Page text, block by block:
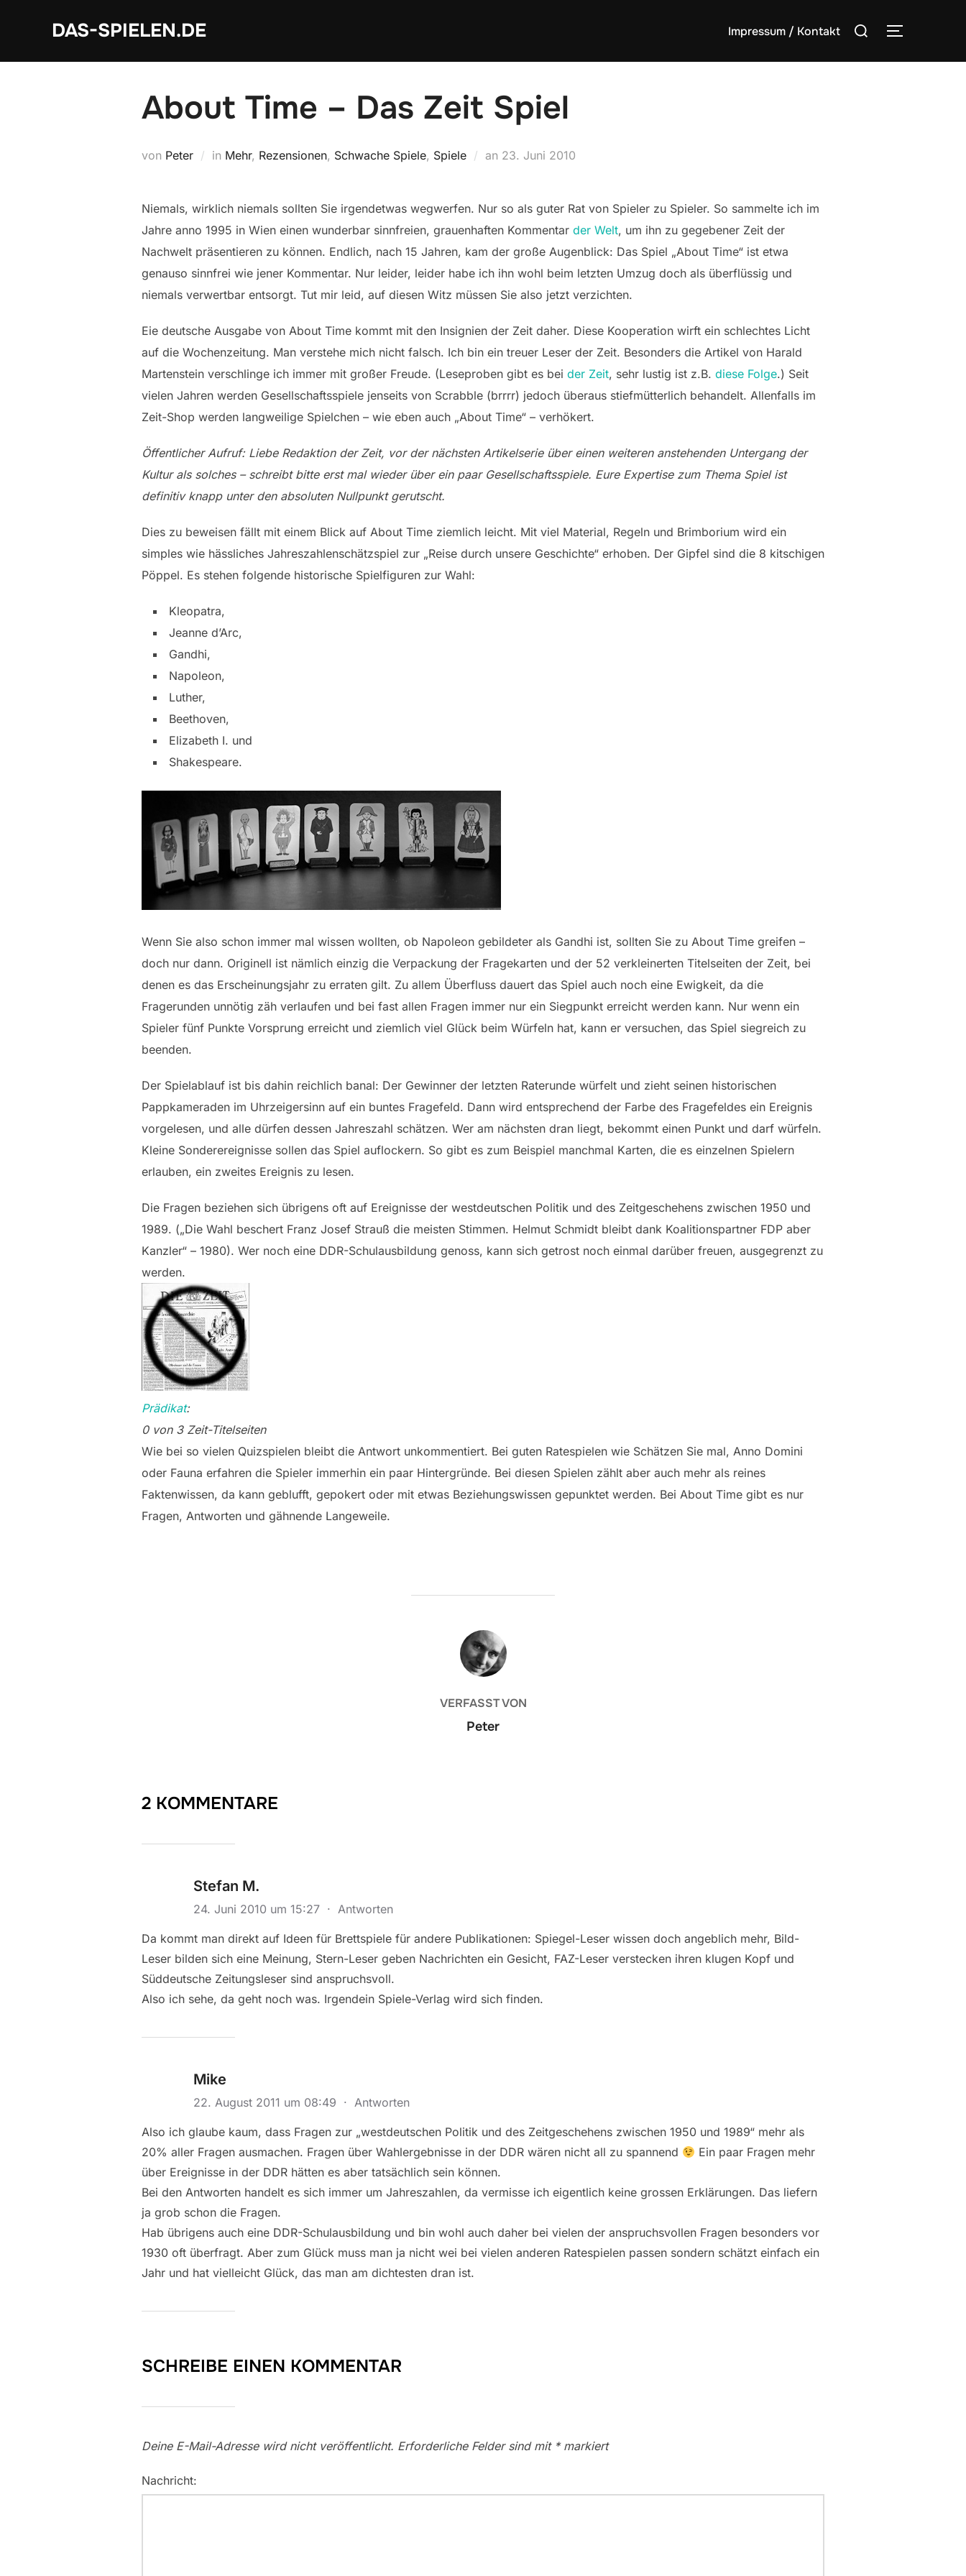
DAS-SPIELEN.DE Impressum / Kontakt
Suchen
About Time – Das Zeit Spiel
von Peter in Mehr, Rezensionen, Schwache Spiele, Spiele an Veröffentlicht
23. Juni 2010
Niemals, wirklich niemals sollten Sie irgendetwas wegwerfen. Nur so als guter Rat von Spieler zu Spieler. So sammelte ich im
Jahre anno 1995 in Wien einen wunderbar sinnfreien, grauenhaften Kommentar der Welt, um ihn zu gegebener Zeit der
Nachwelt präsentieren zu können. Endlich, nach 15 Jahren, kam der große Augenblick: Das Spiel „About Time“ ist etwa
genauso sinnfrei wie jener Kommentar. Nur leider, leider habe ich ihn wohl beim letzten Umzug doch als überflüssig und
niemals verwertbar entsorgt. Tut mir leid, auf diesen Witz müssen Sie also jetzt verzichten.
Eie deutsche Ausgabe von About Time kommt mit den Insignien der Zeit daher. Diese Kooperation wirft ein schlechtes Licht
auf die Wochenzeitung. Man verstehe mich nicht falsch. Ich bin ein treuer Leser der Zeit. Besonders die Artikel von Harald
Martenstein verschlinge ich immer mit großer Freude. (Leseproben gibt es bei der Zeit, sehr lustig ist z.B. diese Folge.) Seit
vielen Jahren werden Gesellschaftsspiele jenseits von Scrabble (brrrr) jedoch überaus stiefmütterlich behandelt. Allenfalls im
Zeit-Shop werden langweilige Spielchen – wie eben auch „About Time“ – verhökert.
Öffentlicher Aufruf: Liebe Redaktion der Zeit, vor der nächsten Artikelserie über einen weiteren anstehenden Untergang der
Kultur als solches – schreibt bitte erst mal wieder über ein paar Gesellschaftsspiele. Eure Expertise zum Thema Spiel ist
definitiv knapp unter den absoluten Nullpunkt gerutscht.
Dies zu beweisen fällt mit einem Blick auf About Time ziemlich leicht. Mit viel Material, Regeln und Brimborium wird ein
simples wie hässliches Jahreszahlenschätzspiel zur „Reise durch unsere Geschichte“ erhoben. Der Gipfel sind die 8 kitschigen
Pöppel. Es stehen folgende historische Spielfiguren zur Wahl:
Kleopatra,
Jeanne d’Arc,
Gandhi,
Napoleon,
Luther,
Beethoven,
Elizabeth I. und
Shakespeare.
Wenn Sie also schon immer mal wissen wollten, ob Napoleon gebildeter als Gandhi ist, sollten Sie zu About Time greifen –
doch nur dann. Originell ist nämlich einzig die Verpackung der Fragekarten und der 52 verkleinerten Titelseiten der Zeit, bei
denen es das Erscheinungsjahr zu erraten gilt. Zu allem Überfluss dauert das Spiel auch noch eine Ewigkeit, da die
Fragerunden unnötig zäh verlaufen und bei fast allen Fragen immer nur ein Siegpunkt erreicht werden kann. Nur wenn ein
Spieler fünf Punkte Vorsprung erreicht und ziemlich viel Glück beim Würfeln hat, kann er versuchen, das Spiel siegreich zu
beenden.
Der Spielablauf ist bis dahin reichlich banal: Der Gewinner der letzten Raterunde würfelt und zieht seinen historischen
Pappkameraden im Uhrzeigersinn auf ein buntes Fragefeld. Dann wird entsprechend der Farbe des Fragefeldes ein Ereignis
vorgelesen, und alle dürfen dessen Jahreszahl schätzen. Wer am nächsten dran liegt, bekommt einen Punkt und darf würfeln.
Kleine Sonderereignisse sollen das Spiel auflockern. So gibt es zum Beispiel manchmal Karten, die es einzelnen Spielern
erlauben, ein zweites Ereignis zu lesen.
Die Fragen beziehen sich übrigens oft auf Ereignisse der westdeutschen Politik und des Zeitgeschehens zwischen 1950 und
1989. („Die Wahl beschert Franz Josef Strauß die meisten Stimmen. Helmut Schmidt bleibt dank Koalitionspartner FDP aber
Kanzler“ – 1980). Wer noch eine DDR-Schulausbildung genoss, kann sich getrost noch einmal darüber freuen, ausgegrenzt zu
werden.
Prädikat:
0 von 3 Zeit-Titelseiten
Wie bei so vielen Quizspielen bleibt die Antwort unkommentiert. Bei guten Ratespielen wie Schätzen Sie mal, Anno Domini
oder Fauna erfahren die Spieler immerhin ein paar Hintergründe. Bei diesen Spielen zählt aber auch mehr als reines
Faktenwissen, da kann geblufft, gepokert oder mit etwas Beziehungswissen gepunktet werden. Bei About Time gibt es nur
Fragen, Antworten und gähnende Langeweile.
BEITRAGSAUTOR
VERFASST VON
Peter
2 KOMMENTARE
Stefan M.
24. Juni 2010 um 15:27 · Antworten
Da kommt man direkt auf Ideen für Brettspiele für andere Publikationen: Spiegel-Leser wissen doch angeblich mehr, Bild-
Leser bilden sich eine Meinung, Stern-Leser geben Nachrichten ein Gesicht, FAZ-Leser verstecken ihren klugen Kopf und
Süddeutsche Zeitungsleser sind anspruchsvoll.
Also ich sehe, da geht noch was. Irgendein Spiele-Verlag wird sich finden.
Mike
22. August 2011 um 08:49 · Antworten
Also ich glaube kaum, dass Fragen zur „westdeutschen Politik und des Zeitgeschehens zwischen 1950 und 1989“ mehr als
20% aller Fragen ausmachen. Fragen über Wahlergebnisse in der DDR wären nicht all zu spannend
Ein paar Fragen mehr
über Ereignisse in der DDR hätten es aber tatsächlich sein können.
Bei den Antworten handelt es sich immer um Jahreszahlen, da vermisse ich eigentlich keine grossen Erklärungen. Das liefern
ja grob schon die Fragen.
Hab übrigens auch eine DDR-Schulausbildung und bin wohl auch daher bei vielen der anspruchsvollen Fragen besonders vor
1930 oft überfragt. Aber zum Glück muss man ja nicht wei bei vielen anderen Ratespielen passen sondern schätzt einfach ein
Jahr und hat vielleicht Glück, das man am dichtesten dran ist.
SCHREIBE EINEN KOMMENTAR
Deine E-Mail-Adresse wird nicht veröffentlicht. Erforderliche Felder sind mit *markiert
Nachricht: